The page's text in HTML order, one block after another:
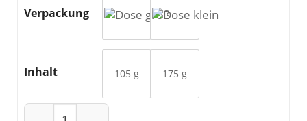
Verpackung
Inhalt 105 g 175 g
Chillies geschroten Menge